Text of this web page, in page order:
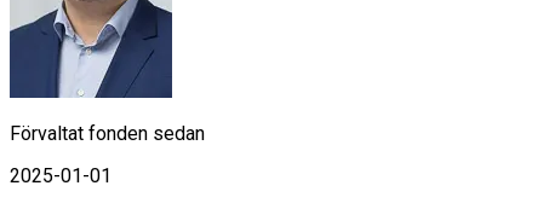
Förvaltat fonden sedan
2025-01-01